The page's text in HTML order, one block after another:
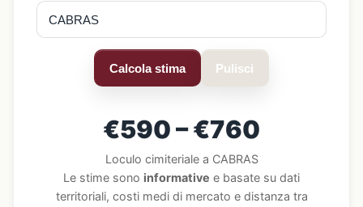
Calcola stima Pulisci
€590 – €760
Loculo cimiteriale a CABRAS
Le stime sono informative e basate su dati
territoriali, costi medi di mercato e distanza tra